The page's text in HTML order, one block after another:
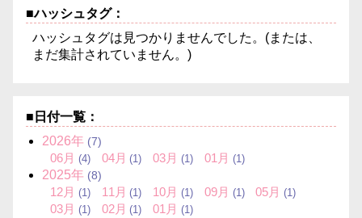
■ハッシュタグ：
ハッシュタグは見つかりませんでした。(または、
まだ集計されていません。)
■日付一覧：
2026年 (7)
06月 (4) 04月 (1) 03月 (1) 01月 (1)
2025年 (8)
12月 (1) 11月 (1) 10月 (1) 09月 (1) 05月 (1)
03月 (1) 02月 (1) 01月 (1)